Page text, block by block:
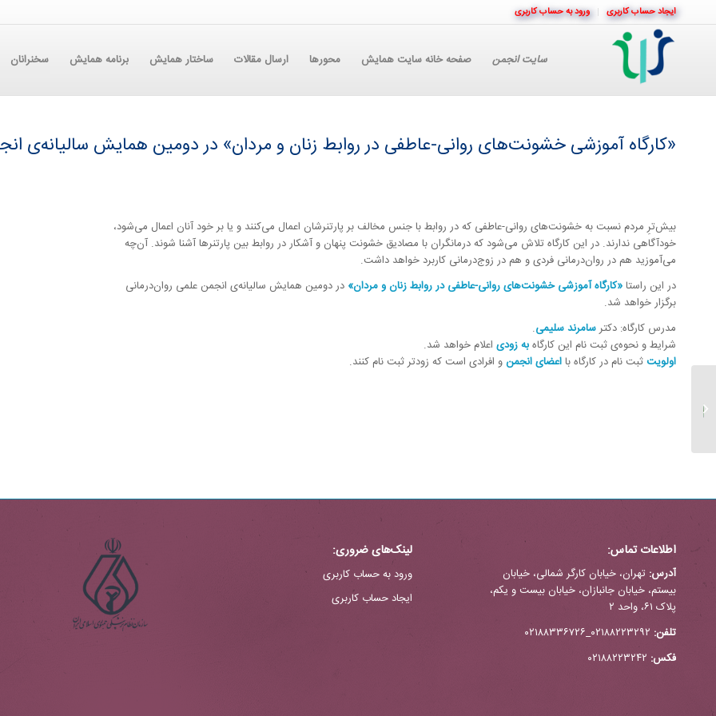
ایجاد حساب کاربری ورود به حساب کاربری
سایت انجمن صفحه خانه سایت همایش محورها ارسال مقالات ساختار همایش برنامه همایش سخنرانان
«کارگاه آموزشی خشونت‌های روانی-عاطفی در روابط زنان و مردان» در دومین همایش سالیانه‌ی
بیش‌ترِ مردم نسبت به خشونت‌های روانی-عاطفی که در روابط با جنس مخالف بر پارتنرشان اعمال می‌کنند و یا بر خود آنان اعمال می‌شود،
خودآگاهی ندارند. در این کارگاه تلاش می‌شود که درمانگران با مصادیق خشونت پنهان و آشکار در روابط بین پارتنرها آشنا شوند. آن‌چه
می‌آموزید هم در روان‌درمانی فردی و هم در زوج‌درمانی کاربرد‌ خواهد داشت.
در این راستا«کارگاه آموزشی خشونت‌های روانی-عاطفی در روابط زنان و مردان» در دومین همایش سالیانه‌ی انجمن علمی روان‌درمانی
برگزار خواهد شد.
مدرس کارگاه: دکترسامرند سلیمی.
شرایط و‌ نحوه‌ی ثبت نام این کارگاهبه زودی اعلام خواهد شد.
اولویتثبت نام در کارگاه بااعضای انجمنو افرادی است که زودتر ثبت نام کنند.
اطلاعات تماس:
آدرس: تهران، خیابان کارگر شمالی، خیابان
بیستم، خیابان جانبازان، خیابان بیست و یکم،
پلاک ۶۱، واحد ۲
تلفن:
فکس:
لینک‌های ضروری:
ورود به حساب کاربری
ایجاد حساب کاربری